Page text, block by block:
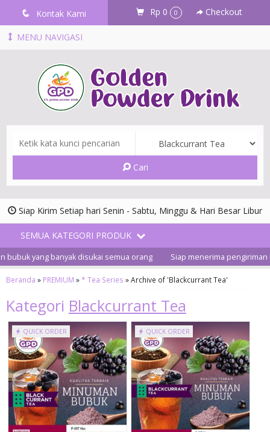
q Kontak Kami Rp 0 0 Checkout
MENU NAVIGASI
Cari
Siap Kirim Setiap hari Senin - Sabtu, Minggu & Hari Besar Libur
SEMUA KATEGORI PRODUK
yang banyak disukai semua orang Siap menerima pengiriman
Beranda » PREMIUM »* Tea Series »Archive of 'Blackcurrant Tea'
Kategori Blackcurrant Tea
QUICK ORDER QUICK ORDER